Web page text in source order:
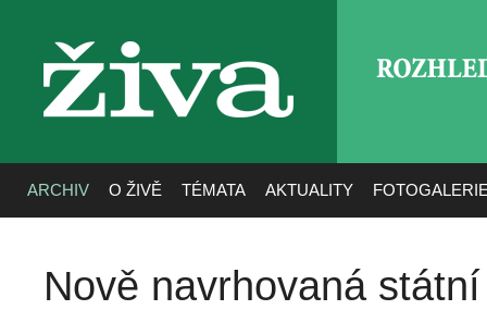
živa
ARCHIV O ŽIVĚ TÉMATA AKTUALITY
Nově navrhovaná